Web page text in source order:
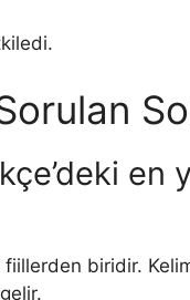
en
fiillerden biridir.